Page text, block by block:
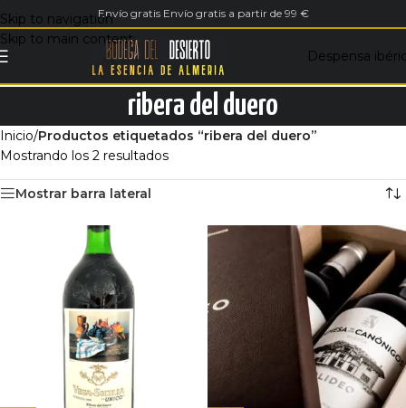
Skip to navigation
Skip to main content
Envío gratis Envío gratis a partir de 99 €
Despensa
ribera del duero
Inicio/Productos etiquetados “ribera del duero”
Mostrando los 2 resultados
Mostrar barra lateral